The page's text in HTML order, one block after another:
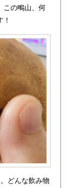
この鴫山、何
どんな飲み物